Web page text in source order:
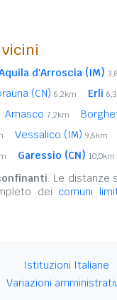
d'Arroscia (IM)
(CN) 6,2km Erli
Arnasco 7,2km
Vessalico (IM) 9,6km
Garessio (CN) 10,0km
. Le distanze
dei comuni
Istituzioni Italiane
Variazioni